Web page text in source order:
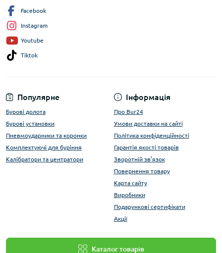
Популярне
Бурові долота
Бурові установки
Пневмоударники та коронки
Комплектуючі для буріння
Калібратори та центратори
Інформація
Про Bur24
Умови доставки на сайті
Політика конфіденційності
Гарантія якості товарів
Зворотній зв’язок
Повернення товару
Карта сайту
Виробники
Подарункові сертифікати
Акції
Каталог товарів
Facebook
Instagram
Youtube
Tiktok